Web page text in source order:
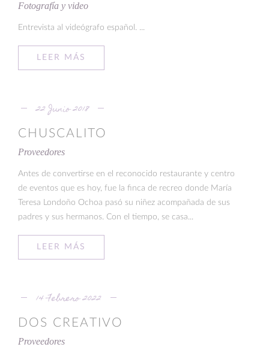
Fotografía y video
Entrevista al videógrafo español. ...
LEER MÁS
22 Junio 2018
CHUSCALITO
Proveedores
Antes de convertirse en el reconocido restaurante y centro
de eventos que es hoy, fue la finca de recreo donde María
Teresa Londoño Ochoa pasó su niñez acompañada de sus
padres y sus hermanos. Con el tiempo, se casa...
LEER MÁS
14 Febrero 2022
DOS CREATIVO
Proveedores